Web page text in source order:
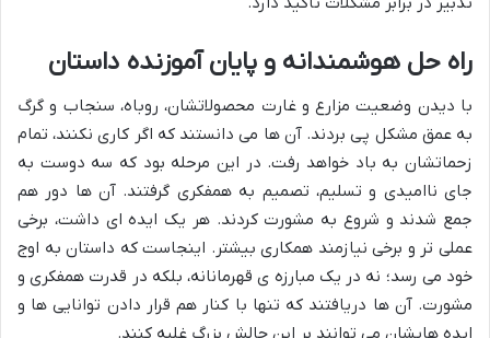
راه حل هوشمندانه و پایان آموزنده داستان
با دیدن وضعیت مزارع و غارت محصولاتشان، روباه، سنجاب و گرگ
به عمق مشکل پی بردند. آن ها می دانستند که اگر کاری نکنند، تمام
زحماتشان به باد خواهد رفت. در این مرحله بود که سه دوست به
جای ناامیدی و تسلیم، تصمیم به همفکری گرفتند. آن ها دور هم
جمع شدند و شروع به مشورت کردند. هر یک ایده ای داشت، برخی
عملی تر و برخی نیازمند همکاری بیشتر. اینجاست که داستان به اوج
خود می رسد؛ نه در یک مبارزه ی قهرمانانه، بلکه در قدرت همفکری و
مشورت. آن ها دریافتند که تنها با کنار هم قرار دادن توانایی ها و